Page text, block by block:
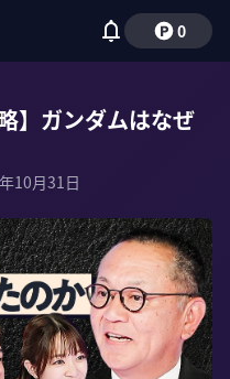
0
】ガンダムはなぜ
10月31日